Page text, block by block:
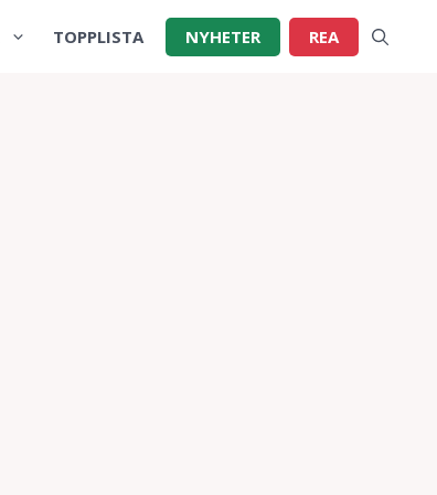
TOPPLISTA NYHETER REA